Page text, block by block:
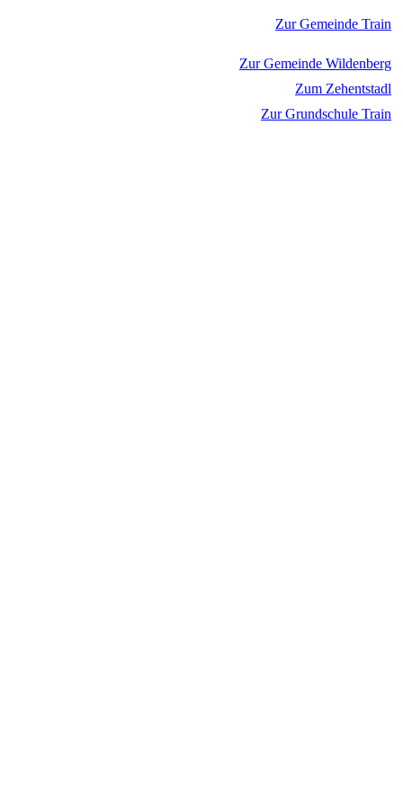
Zur Gemeinde Train
Zur Gemeinde Wildenberg
Zum Zehentstadl
Zur Grundschule Train